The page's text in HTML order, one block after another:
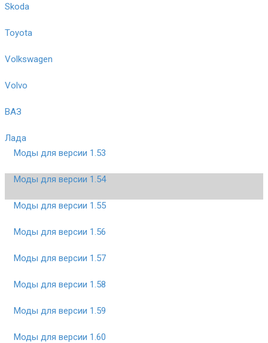
Skoda
Toyota
Volkswagen
Volvo
ВАЗ
Лада
Моды для версии 1.53
Моды для версии 1.54
Моды для версии 1.55
Моды для версии 1.56
Моды для версии 1.57
Моды для версии 1.58
Моды для версии 1.59
Моды для версии 1.60